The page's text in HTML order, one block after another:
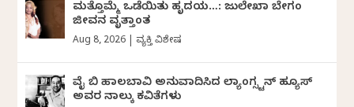
ಮತ್ತೊಮ್ಮೆ ಒಡೆಯಿತು ಹೃದಯ…: ಜುಲೇಖಾ ಬೇಗಂ
ಜೀವನ ವೃತ್ತಾಂತ
Aug 8, 2026 ವ್ಯಕ್ತಿ ವಿಶೇಷ
ವೈ ಬಿ ಹಾಲಬಾವಿ ಅನುವಾದಿಸಿದ ಲ್ಯಾಂಗ್ಸ್ಟನ್ ಹ್ಯೂಸ್
ಅವರ ನಾಲ್ಕು ಕವಿತೆಗಳು